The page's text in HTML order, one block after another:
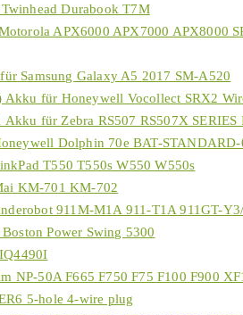
Durabook T7M
APX6000 APX7000 APX8000
Samsung Galaxy A5 2017 SM-A520
für Honeywell Vocollect SRX2
für Zebra RS507 RS507X SERIES
Dolphin 70e BAT-STANDARD-
T550 T550s W550 W550s
KM-701 KM-702
911M-M1A 911-T1A 911GT-
Power Swing 5300
NP-50A F665 F750 F75 F100 F900
5-hole 4-wire plug